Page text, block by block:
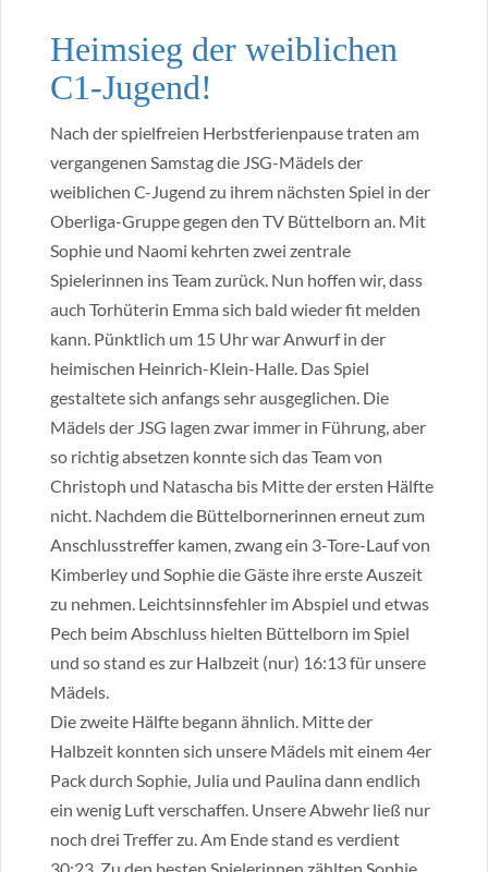
Heimsieg der weiblichen
C1-Jugend!
Nach der spielfreien Herbstferienpause traten am
vergangenen Samstag die JSG-Mädels der
weiblichen C-Jugend zu ihrem nächsten Spiel in der
Oberliga-Gruppe gegen den TV Büttelborn an. Mit
Sophie und Naomi kehrten zwei zentrale
Spielerinnen ins Team zurück. Nun hoffen wir, dass
auch Torhüterin Emma sich bald wieder fit melden
kann. Pünktlich um 15 Uhr war Anwurf in der
heimischen Heinrich-Klein-Halle. Das Spiel
gestaltete sich anfangs sehr ausgeglichen. Die
Mädels der JSG lagen zwar immer in Führung, aber
so richtig absetzen konnte sich das Team von
Christoph und Natascha bis Mitte der ersten Hälfte
nicht. Nachdem die Büttelbornerinnen erneut zum
Anschlusstreffer kamen, zwang ein 3-Tore-Lauf von
Kimberley und Sophie die Gäste ihre erste Auszeit
zu nehmen. Leichtsinnsfehler im Abspiel und etwas
Pech beim Abschluss hielten Büttelborn im Spiel
und so stand es zur Halbzeit (nur) 16:13 für unsere
Mädels.
Die zweite Hälfte begann ähnlich. Mitte der
Halbzeit konnten sich unsere Mädels mit einem 4er
Pack durch Sophie, Julia und Paulina dann endlich
ein wenig Luft verschaffen. Unsere Abwehr ließ nur
noch drei Treffer zu. Am Ende stand es verdient
30:23. Zu den besten Spielerinnen zählten Sophie,